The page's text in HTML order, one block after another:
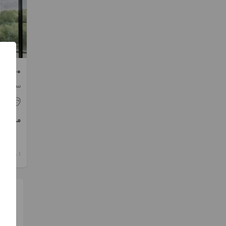
شخصی
ساخت 1398 / آسانسور / پارکینگ
مبلغ
1 هفته پیش